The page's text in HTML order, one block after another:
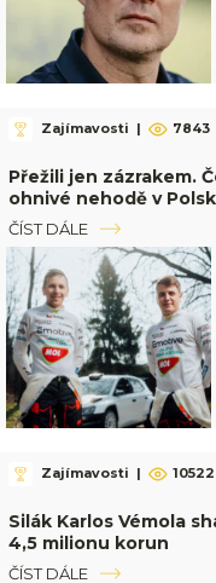
Zajímavosti | 7843
Přežili jen zázrakem.
ohnivé nehodě v
ČÍST DÁLE
Zajímavosti | 10522
Silák Karlos Vémola
4,5 milionu korun
ČÍST DÁLE